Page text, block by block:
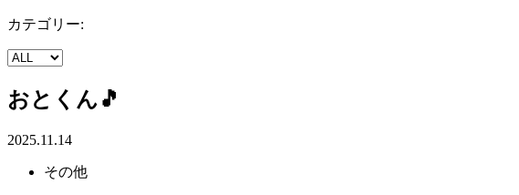
カテゴリー:
おとくん🎵
2025.11.14
その他